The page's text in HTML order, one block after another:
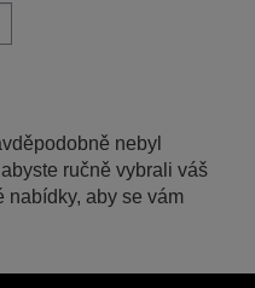
nebyl
ručně vybrali váš
nabídky, aby se vám